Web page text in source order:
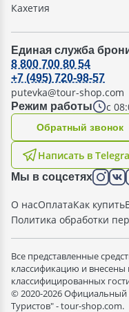
Кахетия
Единая служба
Режим работы с
8 800 700 80 54
+7 (495) 720-98-57
putevka@tour-shop.com
Написать в
Oбратный звонок
Мы в соцсетях
О насОплатаКак купить
Политика обработки
Все представленные
классификацию и
классифицированных
© 2020-2026
Туристов" - tour-shop.com.